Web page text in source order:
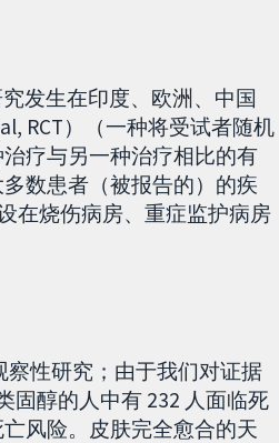
发生在印度、欧洲、中国
RCT）（一种将受试者随机
疗与另一种治疗相比的有
数患者（被报告的）的疾
在烧伤病房、重症监护病房
察性研究；由于我们对证据
固醇的人中有 232 人面临死
风险。皮肤完全愈合的天